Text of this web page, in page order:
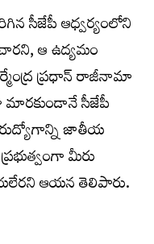
సీజేపీ ఆధ్వర్యంలోని
ఆ ఉద్యమం
ప్రధాన్ రాజీనామా
సీజేపీ
జాతీయ
మీరు
ఆయన తెలిపారు.